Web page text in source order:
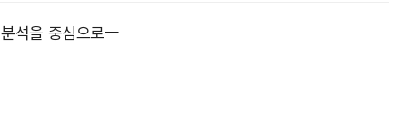
석을 중심으로ㅡ